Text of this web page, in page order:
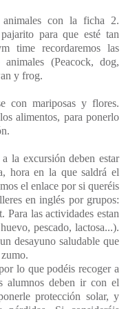
animales con la ficha 2.
para que esté tan
time recordaremos las
(Peacock, dog,
y frog.
con mariposas y flores.
alimentos, para ponerlo
la excursión deben estar
hora en la que saldrá el
el enlace por si queréis
en inglés por grupos:
Para las actividades estan
pescado, lactosa...).
desayuno saludable que
lo que podéis recoger a
alumnos deben ir con el
protección solar, y